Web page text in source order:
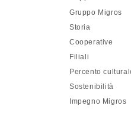
Gruppo Migros
Storia
Cooperative
Filiali
Percento
Sostenibilità
Impegno Migros